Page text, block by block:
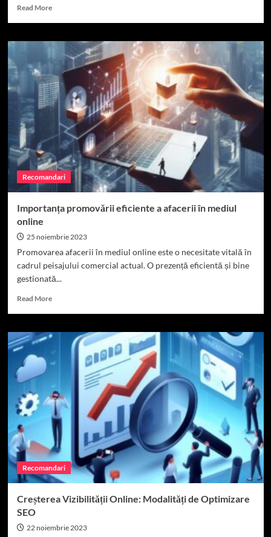
Read MoreRead
Ghid
pentru
afaceri
în
2024:
Strategii,
Finanțe,
Marketing
Recomandari
Importanța promovării eficiente a afacerii în mediul
online
25 noiembrie 2023
Promovarea afacerii în mediul online este o necesitate vitală în
cadrul peisajului comercial actual. O prezență eficientă și bine
gestionată...
Read MoreRead
Importanța
promovării
a
în
mediul
online
Recomandari
Creșterea Vizibilității Online: Modalități de Optimizare
SEO
22 noiembrie 2023